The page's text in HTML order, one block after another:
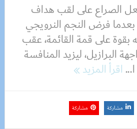
الصراع على لقب هداف
كأس العالم 2026 بعدما فرض النجم النرويجي
بقوة على قمة القائمة، عقب
البرازيل، ليزيد المنافسة
اقرأ المزيد
مشاركة مشاركة